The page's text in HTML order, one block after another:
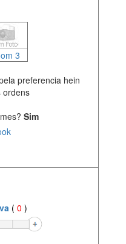
3
preferencia hein
ordens
Sim
( 0 )